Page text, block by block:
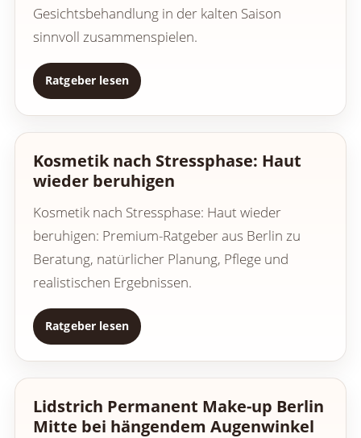
Gesichtsbehandlung in der kalten Saison
sinnvoll zusammenspielen.
Ratgeber lesen
Kosmetik nach Stressphase: Haut
wieder beruhigen
Kosmetik nach Stressphase: Haut wieder
beruhigen: Premium-Ratgeber aus Berlin zu
Beratung, natürlicher Planung, Pflege und
realistischen Ergebnissen.
Ratgeber lesen
Lidstrich Permanent Make-up Berlin
Mitte bei hängendem Augenwinkel